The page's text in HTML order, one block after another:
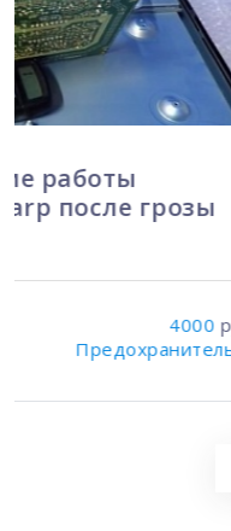
Замена
телевизора
Работа:
Запчасти: